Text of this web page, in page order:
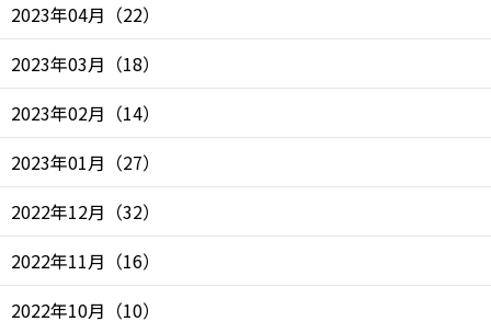
2023年04月 （22）
2023年03月 （18）
2023年02月 （14）
2023年01月 （27）
2022年12月 （32）
2022年11月 （16）
2022年10月 （10）